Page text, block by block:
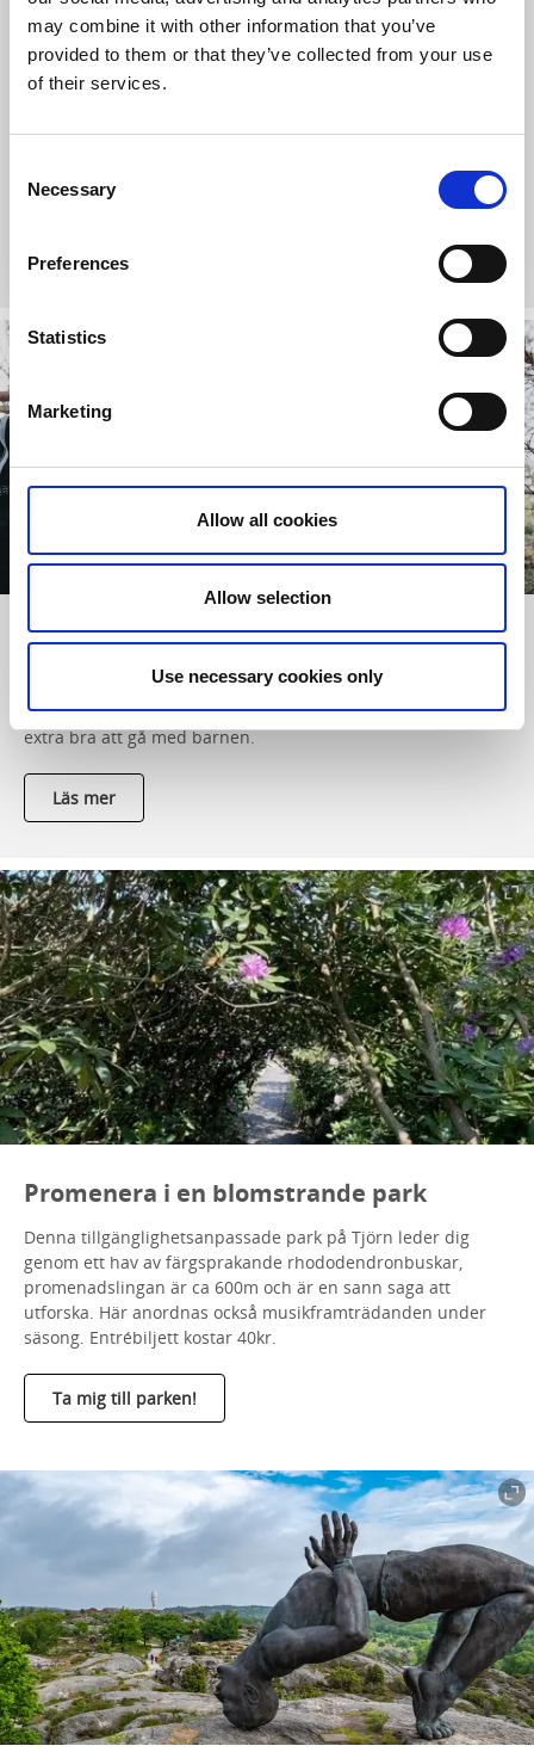
may combine it with other information that you’ve
provided to them or that they’ve collected from your use
of their services.
Selection
Necessary
Preferences
Statistics
Marketing
Allow all cookies
Allow selection
Use necessary cookies only
Skärhamn, Tjörn
2 familjevänliga vandringsleder
Det är kul att vara ute i naturen tillsammans med barnen.
Här kommer tips på två vandringsleder som vi tycker passar
extra bra att gå med barnen.
Läs mer
Promenera i en blomstrande park
Denna tillgänglighetsanpassade park på Tjörn leder dig
genom ett hav av färgsprakande rhododendronbuskar,
promenadslingan är ca 600m och är en sann saga att
utforska. Här anordnas också musikframträdanden under
säsong. Entrébiljett kostar 40kr.
Ta mig till parken!